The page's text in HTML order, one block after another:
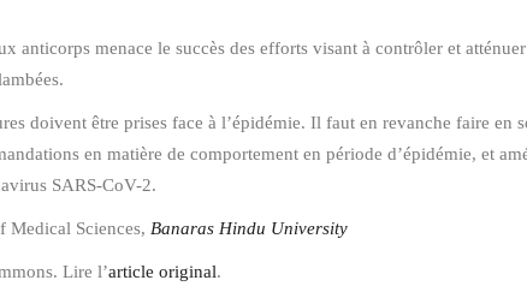
anticorps menace le succès des efforts visant à contrôler et
doivent être prises face à l’épidémie. Il faut en revanche faire en
en matière de comportement en période d’épidémie, et
SARS-CoV-2.
Sciences, Banaras Hindu University
Lire l’article original.